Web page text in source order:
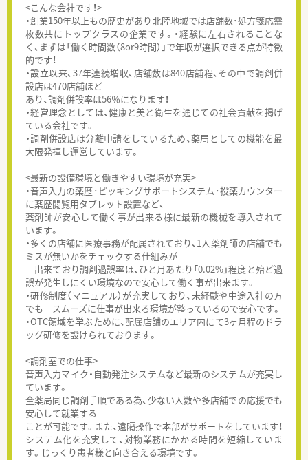
<こんな会社です！>
・創業150年以上もの歴史があり北陸地域では店舗数･処方箋応需
枚数共にトップクラスの企業です。・経験に左右されることな
く、まずは「働く時間数（8or9時間）」で年収が選択できる点が特徴
的です！
・設立以来、37年連続増収、店舗数は840店舗程、その中で調剤併
設店は470店舗ほど
あり、調剤併設率は56％になります！
・経営理念としては、健康と美と衛生を通じての社会貢献を掲げ
ている会社です。
・調剤併設店は分離申請をしているため、薬局としての機能を最
大限発揮し運営しています。
<最新の設備環境と働きやすい環境が充実>
・音声入力の薬歴･ピッキングサポートシステム･投薬カウンター
に薬歴閲覧用タブレット設置など、
薬剤師が安心して働く事が出来る様に最新の機械を導入されて
います。
・多くの店舗に医療事務が配属されており、1人薬剤師の店舗でも
ミスが無いかをチェックする仕組みが
出来ており調剤過誤率は、ひと月あたり「0.02%」程度と殆ど過
誤が発生しにくい環境なので安心して働く事が出来ます。
・研修制度（マニュアル）が充実しており、未経験や中途入社の方
でも スムーズに仕事が出来る環境が整っているので安心です。
・OTC領域を学ぶために、配属店舗のエリア内にて3ヶ月程のドラ
ッグ研修を設けられております。
<調剤室での仕事>
音声入力マイク・自動発注システムなど最新のシステムが充実し
ています。
全薬局同じ調剤手順である為、少ない人数や多店舗での応援でも
安心して就業する
ことが可能です。また、遠隔操作で本部がサポートをしています！
システム化を充実して、対物業務にかかる時間を短縮していま
す。じっくり患者様と向き合える環境です。